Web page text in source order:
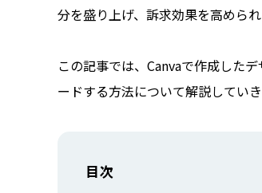
分を盛り上げ、訴求効果を高められ
この記事では、Canvaで作成した
ードする方法について解説していき
目次